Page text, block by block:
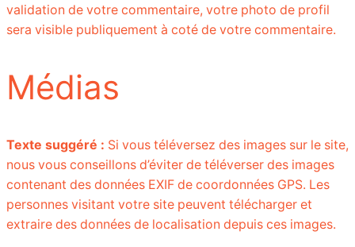
validation de votre commentaire, votre photo de profil
sera visible publiquement à coté de votre commentaire.
Médias
Texte suggéré : Si vous téléversez des images sur le site,
nous vous conseillons d’éviter de téléverser des images
contenant des données EXIF de coordonnées GPS. Les
personnes visitant votre site peuvent télécharger et
extraire des données de localisation depuis ces images.